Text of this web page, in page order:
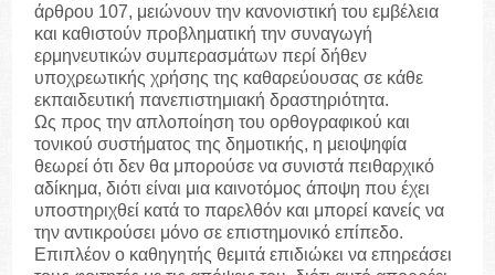
άρθρου 107, μειώνουν την κανονιστική του εμβέλεια
και καθιστούν προβληματική την συναγωγή
ερμηνευτικών συμπερασμάτων περί δήθεν
υποχρεωτικής χρήσης της καθαρεύουσας σε κάθε
εκπαιδευτική πανεπιστημιακή δραστηριότητα.
Ως προς την απλοποίηση του ορθογραφικού και
τονικού συστήματος της δημοτικής, η μειοψηφία
θεωρεί ότι δεν θα μπορούσε να συνιστά πειθαρχικό
αδίκημα, διότι είναι μια καινοτόμος άποψη που έχει
υποστηριχθεί κατά το παρελθόν και μπορεί κανείς να
την αντικρούσει μόνο σε επιστημονικό επίπεδο.
Επιπλέον ο καθηγητής θεμιτά επιδιώκει να επηρεάσει